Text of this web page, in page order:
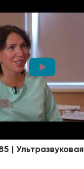
| Ультразвуковая